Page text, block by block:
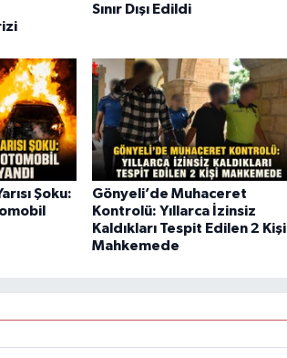
Sınır Dışı Edildi
Şoku:
Gönyeli’de Muhaceret
Kontrolü: Yıllarca İzinsiz
Kaldıkları Tespit Edilen 2 Kişi
Mahkemede